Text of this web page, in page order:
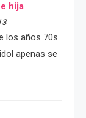
hija
los años 70s
apenas se